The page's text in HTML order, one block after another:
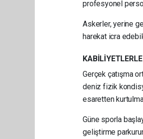
profesyonel
Askerler, yerine
harekat icra
Gerçek çatışma
deniz fizik
esaretten
Güne sporla
geliştirme